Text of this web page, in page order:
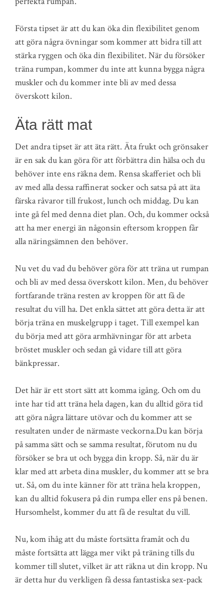
Första tipset är att du kan öka din flexibilitet genom
att göra några övningar som kommer att bidra till att
stärka ryggen och öka din flexibilitet. När du försöker
träna rumpan, kommer du inte att kunna bygga några
muskler och du kommer inte bli av med dessa
överskott kilon.
Äta rätt mat
Det andra tipset är att äta rätt. Äta frukt och grönsaker
är en sak du kan göra för att förbättra din hälsa och du
behöver inte ens räkna dem. Rensa skafferiet och bli
av med alla dessa raffinerat socker och satsa på att äta
färska råvaror till frukost, lunch och middag. Du kan
inte gå fel med denna diet plan. Och, du kommer också
att ha mer energi än någonsin eftersom kroppen får
alla näringsämnen den behöver.
Nu vet du vad du behöver göra för att träna ut rumpan
och bli av med dessa överskott kilon. Men, du behöver
fortfarande träna resten av kroppen för att få de
resultat du vill ha. Det enkla sättet att göra detta är att
börja träna en muskelgrupp i taget. Till exempel kan
du börja med att göra armhävningar för att arbeta
bröstet muskler och sedan gå vidare till att göra
bänkpressar.
Det här är ett stort sätt att komma igång. Och om du
inte har tid att träna hela dagen, kan du alltid göra tid
att göra några lättare utövar och du kommer att se
resultaten under de närmaste veckorna.Du kan börja
på samma sätt och se samma resultat, förutom nu du
försöker se bra ut och bygga din kropp. Så, när du är
klar med att arbeta dina muskler, du kommer att se bra
ut. Så, om du inte känner för att träna hela kroppen,
kan du alltid fokusera på din rumpa eller ens på benen.
Hursomhelst, kommer du att få de resultat du vill.
Nu, kom ihåg att du måste fortsätta framåt och du
måste fortsätta att lägga mer vikt på träning tills du
kommer till slutet, vilket är att räkna ut din kropp. Nu
är detta hur du verkligen få dessa fantastiska sex-pack